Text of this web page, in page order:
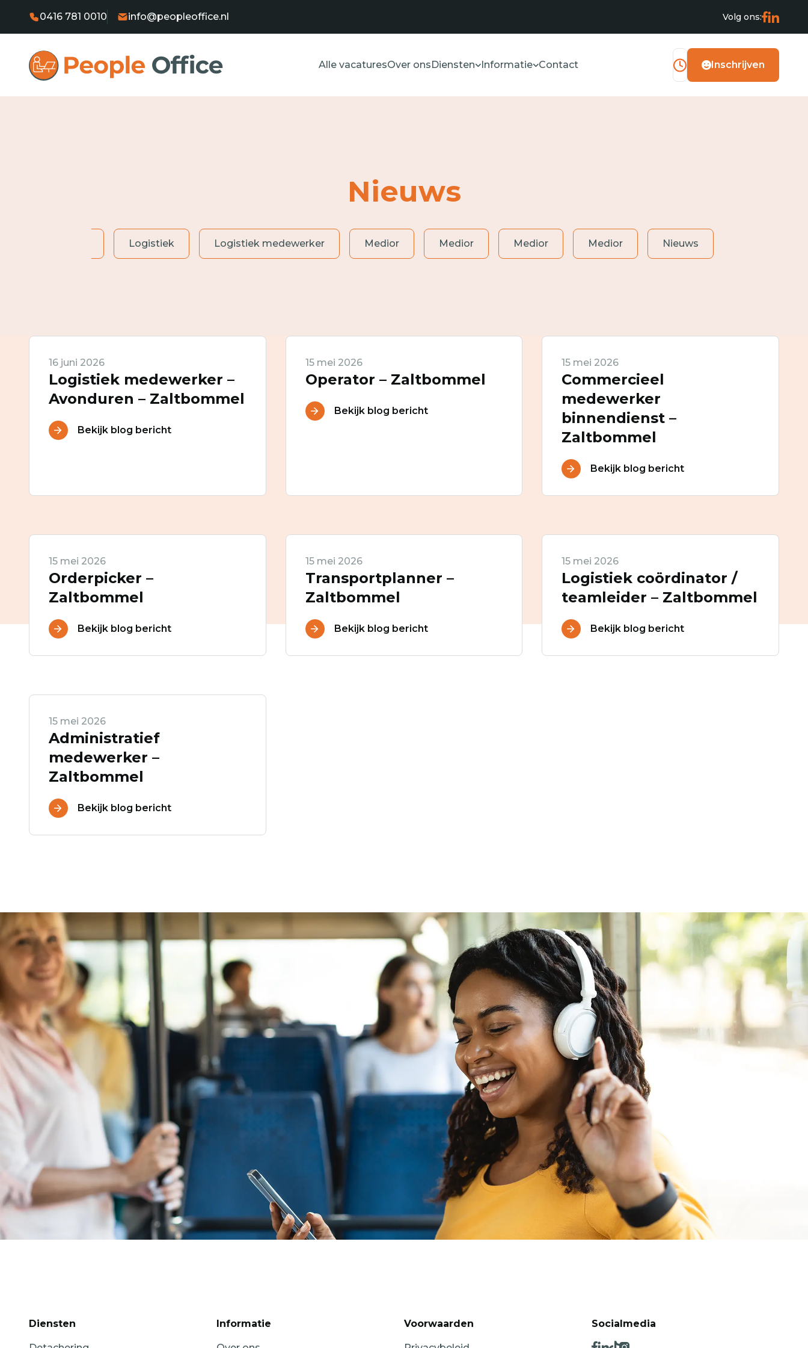
0416 781 0010 info@peopleoffice.nl Volg ons:
Alle vacaturesOver onsDiensten Informatie Contact Inschrijven
Nieuws
Logistiek Logistiek medewerker Medior Medior Medior Medior Nieuws
16 juni 2026
Logistiek medewerker –
Avonduren – Zaltbommel
Bekijk blog bericht
15 mei 2026
Operator – Zaltbommel
Bekijk blog bericht
15 mei 2026
Commercieel
medewerker
binnendienst –
Zaltbommel
Bekijk blog bericht
15 mei 2026
Orderpicker –
Zaltbommel
Bekijk blog bericht
15 mei 2026
Transportplanner –
Zaltbommel
Bekijk blog bericht
15 mei 2026
Logistiek coördinator /
teamleider – Zaltbommel
Bekijk blog bericht
15 mei 2026
Administratief
medewerker –
Zaltbommel
Bekijk blog bericht
Diensten Informatie Voorwaarden Socialmedia
Alerts ontvangen